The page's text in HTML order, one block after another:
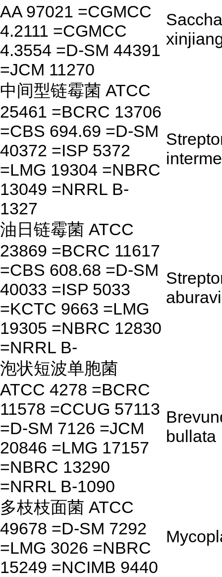
AA 97021 =CGMCC
4.2111 =CGMCC
4.3554 =D-SM 44391
=JCM 11270
中间型链霉菌 ATCC
25461 =BCRC 13706
=CBS 694.69 =D-SM
40372 =ISP 5372
=LMG 19304 =NBRC
13049 =NRRL B-
1327
油日链霉菌 ATCC
23869 =BCRC 11617
=CBS 608.68 =D-SM
40033 =ISP 5033
=KCTC 9663 =LMG
19305 =NBRC 12830
=NRRL B-
泡状短波单胞菌
ATCC 4278 =BCRC
11578 =CCUG 57113
=D-SM 7126 =JCM
20846 =LMG 17157
=NBRC 13290
=NRRL B-1090
bullata
多枝枝面菌 ATCC
49678 =D-SM 7292
=LMG 3026 =NBRC
15249 =NCIMB 9440